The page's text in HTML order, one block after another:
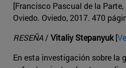
[Francisco Pascual de la Parte,
Oviedo. Oviedo, 2017. 470
RESEÑA/ Vitaliy Stepanyuk[
En esta investigación sobre la